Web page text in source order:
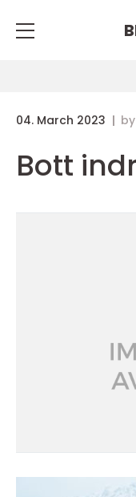
04. March 2023 by
Bott